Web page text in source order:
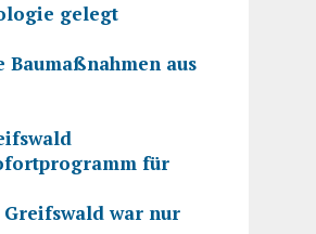
gelegt
aus
für
war nur